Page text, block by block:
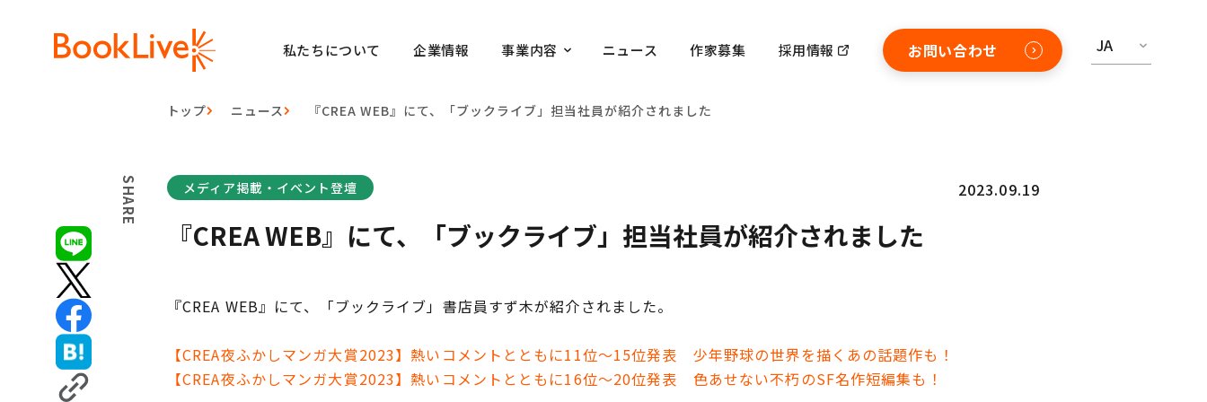
私たちについて 企業情報 事業内容 ニュース 作家募集 採用情報 お問い合わせ JA
トップ ニュース 『CREA WEB』にて、「ブックライブ」担当社員が紹介されました
SHARE メディア掲載・イベント登壇 2023.09.19
『CREA WEB』にて、「ブックライブ」担当社員が紹介されました
『CREA WEB』にて、「ブックライブ」書店員すず木が紹介されました。
【CREA夜ふかしマンガ大賞2023】熱いコメントとともに11位～15位発表 少年野球の世界を描くあの話題作も！
【CREA夜ふかしマンガ大賞2023】熱いコメントとともに16位～20位発表 色あせない不朽のSF名作短編集も！